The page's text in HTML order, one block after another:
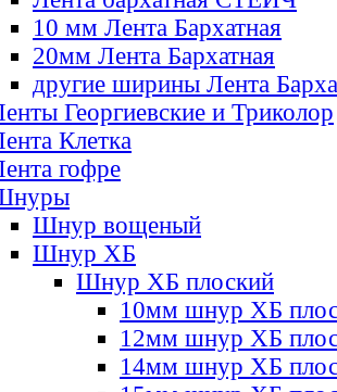
10 мм Лента Бархатная
20мм Лента Бархатная
другие ширины Лента
Георгиевские и Триколор
Клетка
гофре
Шнур вощеный
Шнур ХБ
Шнур ХБ плоский
10мм шнур ХБ
12мм шнур ХБ
14мм шнур ХБ